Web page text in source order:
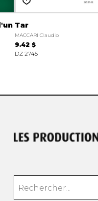
Tar
MACCARI Claudio
9.42 $
DZ 2745